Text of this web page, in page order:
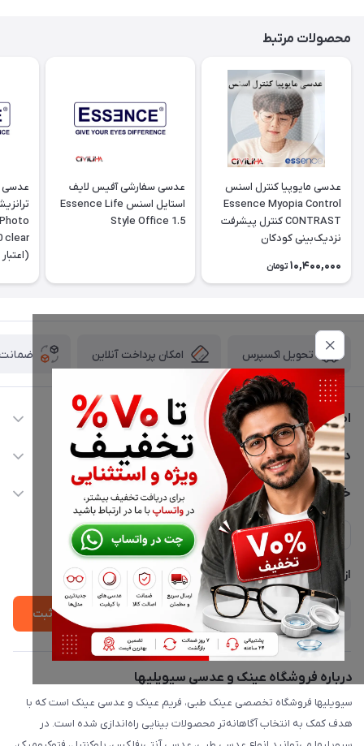
محصولات مرتبط
عدسی مایوپیا کنترل اسنس
Essence Myopia Control
CONTRAST کنترل پیشرفت
نزدیک‌بینی کودکان
10,400,000 تومان
عدسی سفارشی آفیس لایف
استایل اسنس Essence Life
Style Office 1.5
عدسی
تحویل اکسپرس امکان پرداخت آنلاین ضمانت
اطلاعات تماس
02177116909
info@civiliha.com
ارسال فوری در تهران + ارسال به سراسر کشور
دسترسی سریع
حساب کاربری
مجله فروشگاه
لیست محصولات
درباره ما
خدمات مشتریان
حریم خصوصی
پشتیبانی واتساپ 09397003162
از جدید‌ترین تخفیف‌ها با‌ خبر شوید
ثبت
درباره فروشگاه عینک و عدسی سیویلیها
سیویلیها فروشگاه تخصصی عینک طبی، فریم عینک و عدسی عینک است که با
هدف کمک به انتخاب آگاهانه‌تر محصولات بینایی راه‌اندازی شده است. در